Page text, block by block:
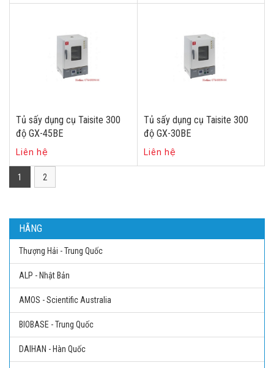
Tủ sấy dụng cụ Taisite 300
độ GX-45BE
Liên hệ
Tủ sấy dụng cụ Taisite 300
độ GX-30BE
Liên hệ
1 2
HÃNG
Thượng Hải - Trung Quốc
ALP - Nhật Bản
AMOS - Scientific Australia
BIOBASE - Trung Quốc
DAIHAN - Hàn Quốc